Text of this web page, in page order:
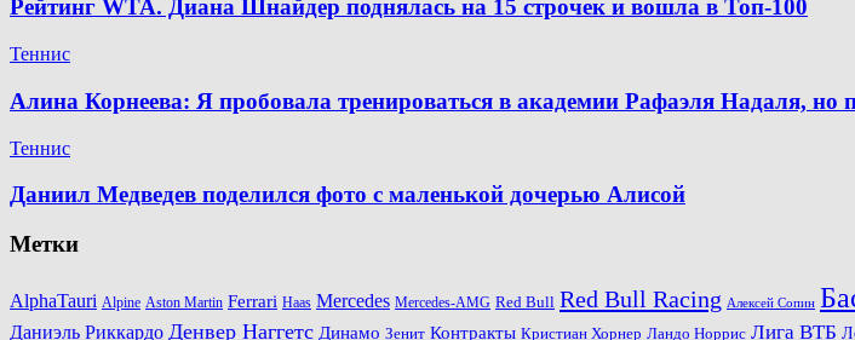
Рейтинг WTA. Диана Шнайдер поднялась на 15 строчек и вошла в Топ-100
Теннис
Алина Корнеева: Я пробовала тренироваться в академии Рафаэля Надаля, но
Теннис
Даниил Медведев поделился фото с маленькой дочерью Алисой
Метки
AlphaTauri Alpine Aston Martin Ferrari Haas Mercedes Mercedes-AMG Red Bull Red Bull Racing Алексей Сопин
Даниэль Риккардо Денвер Наггетс Динамо Зенит Контракты Кристиан Хорнер Ландо Норрис Лига ВТБ